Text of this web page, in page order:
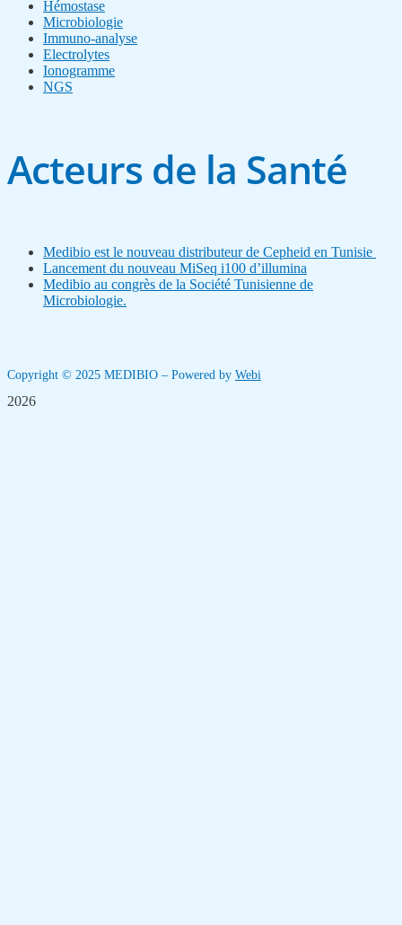
Hémostase
Microbiologie
Immuno-analyse
Electrolytes
Ionogramme
NGS
Acteurs de la Santé
Medibio est le nouveau distributeur de Cepheid en Tunisie
Lancement du nouveau MiSeq i100 d’illumina
Medibio au congrès de la Société Tunisienne de
Microbiologie.
Copyright © 2025 MEDIBIO – Powered by Webi
2026